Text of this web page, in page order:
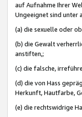
auf Aufnahme Ihrer
Ungeeignet sind unter
(a) die sexuelle oder
(b) die Gewalt
anstiften,;
(c) die falsche,
(d) die von Hass
Herkunft, Hautfarbe,
(e) die rechtswidrige